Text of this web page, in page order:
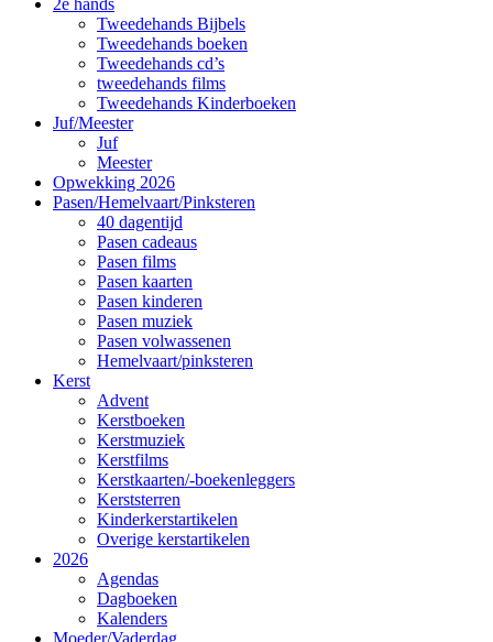
2e hands
Tweedehands Bijbels
Tweedehands boeken
Tweedehands cd’s
tweedehands films
Tweedehands Kinderboeken
Juf/Meester
Juf
Meester
Opwekking 2026
Pasen/Hemelvaart/Pinksteren
40 dagentijd
Pasen cadeaus
Pasen films
Pasen kaarten
Pasen kinderen
Pasen muziek
Pasen volwassenen
Hemelvaart/pinksteren
Kerst
Advent
Kerstboeken
Kerstmuziek
Kerstfilms
Kerstkaarten/-boekenleggers
Kerststerren
Kinderkerstartikelen
Overige kerstartikelen
2026
Agendas
Dagboeken
Kalenders
Moeder/Vaderdag